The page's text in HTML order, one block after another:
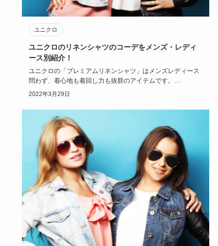
ユニクロ
ユニクロのリネンシャツのコーデをメンズ・レディ
ース別紹介！
ユニクロの「プレミアムリネンシャツ」はメンズレディース
問わず、着心地も着回し力も抜群のアイテムです。
今回は、ユニクロの…
2022年3月29日